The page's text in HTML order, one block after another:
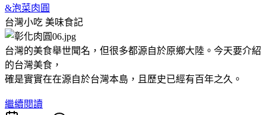
&泡菜肉圓
台灣小吃 美味食記
台灣的美食舉世聞名，但很多都源自於原鄉大陸。今天要介紹
的台灣美食，
確是實實在在源自於台灣本島，且歷史已經有百年之久。
繼續閱讀